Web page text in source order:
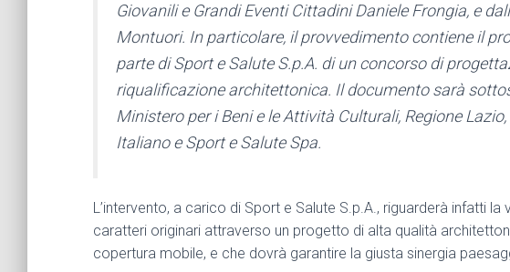
Giovanili e Grandi Eventi Cittadini Daniele Frongia, e
Montuori. In particolare, il provvedimento contiene il
parte di Sport e Salute S.p.A. di un concorso di
riqualificazione architettonica. Il documento sarà
Ministero per i Beni e le Attività Culturali, Regione
Italiano e Sport e Salute Spa.
L’intervento, a carico di Sport e Salute S.p.A., riguarderà infatti
caratteri originari attraverso un progetto di alta qualità
copertura mobile, e che dovrà garantire la giusta sinergia